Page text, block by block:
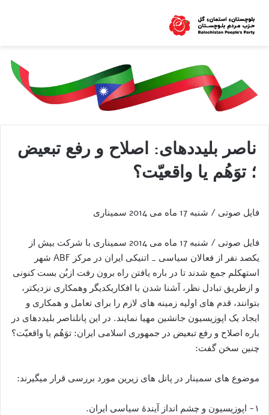
ناصر بلیددهای: اصلاح و رفع تبعیض
؛ توَهُم یا واقعیّت؟
فایل صوتی / شنبه 17 ماه می 2014 سمیناری
فایل صوتی / شنبه 17 ماه می 2014 سمیناری با شرکت بیش از
یکصد نفر از فعالان سیاسی _ اتنیکی ایران در مرکز ABF شهر
استهکلم جمع شدند تا در باره يافتن راه برون رفت ازبُن بست كنونى
و ازطريق تبادل نظر، آشنا شدن با افكاريكديگر وهمكارى نزديكتر،
بتوانند، قدم های اولیه زمينه هاى لازم را براى تعامل و همکاری و
ایجاد یک اپوزيسيون جانشین مهيا نمایند. در این پانلناصر بلیددهای در
باره اصلاح و رفع تبعیض در جمهوری اسلامی ایران: توَهُم یا واقعیّت؟
چنین سخن گفت:
موضوع هاى سمينار در پانل هاى زيرين مورد بررسى قرار ميگيرند:
۱- اپوزیسیون و چشم انداز آیندۀ سیاسی ایران.